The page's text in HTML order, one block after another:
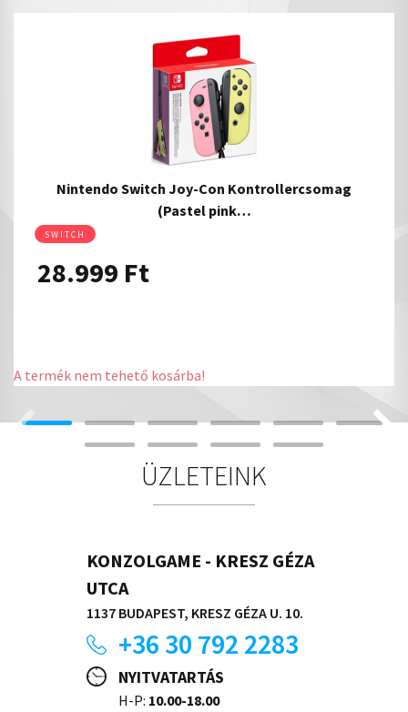
Nintendo Switch Joy-Con Kontrollercsomag
(Pastel pink…
SWITCH
28.999 Ft
A termék nem tehető kosárba!
ÜZLETEINK
KONZOLGAME - KRESZ GÉZA
UTCA
1137 BUDAPEST, KRESZ GÉZA U. 10.
+36 30 792 2283
NYITVATARTÁS
H-P: 10.00-18.00